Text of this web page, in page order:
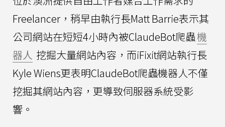
Freelancer，稍早由執行長Matt Barrie表示其
公司網站在短短4小時內被ClaudeBot爬蟲機
器人 挖掘大量網站內容，而iFixit網站執行長
Kyle Wiens更表明ClaudeBot爬蟲機器人不僅
挖掘其網站內容，更導致伺服器系統受影
響。